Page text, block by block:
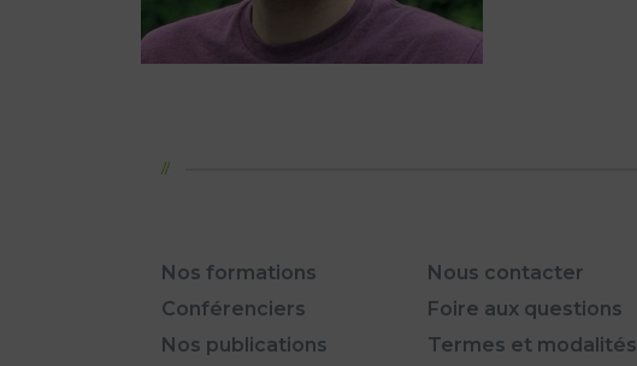
Nos formations
Conférenciers
Nos publications
Nous contacter
Foire aux questions
Termes et modalités